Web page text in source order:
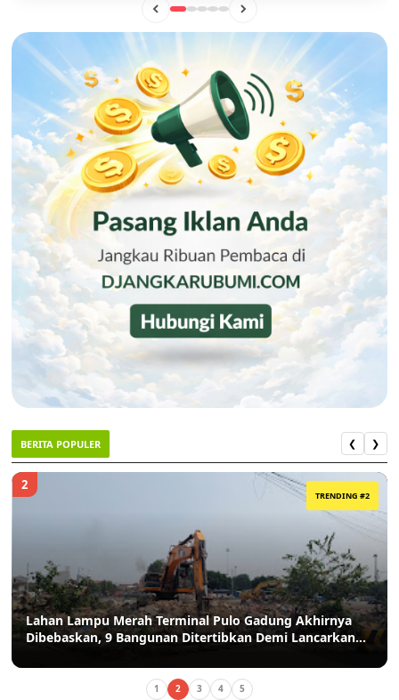
Mengintip Manisnya Peluang Usaha "Pisang Sale Big Boss",
Camilan Lokal yang Siap Naik Kelas
BERITA POPULER ❮ ❯
2
TRENDING #2
Lahan Lampu Merah Terminal Pulo Gadung Akhirnya
Dibebaskan, 9 Bangunan Ditertibkan Demi Lancarkan
1 2 3 4 5